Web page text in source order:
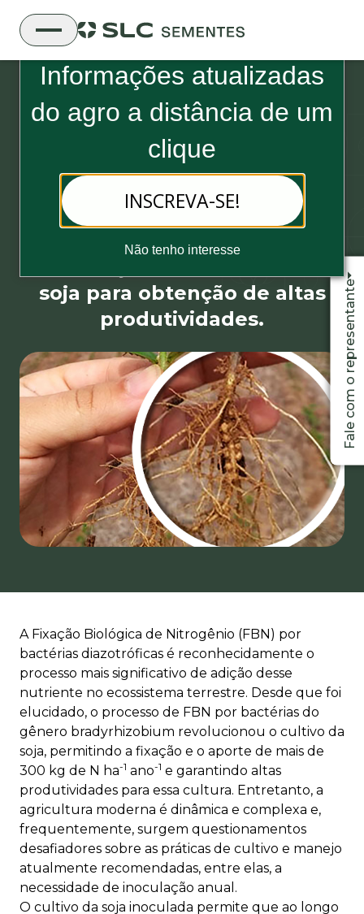
Boletim Informativo da SLC Sementes
Informações atualizadas
do agro a distância de um
clique
INSCREVA-SE!
Não tenho interesse
Produtividade
10 de julho, 2019 - 3 minutos de leitura
Desafios e oportunidades na
soja para obtenção de altas
produtividades.
A Fixação Biológica de Nitrogênio (FBN) por
bactérias diazotróficas é reconhecidamente o
processo mais significativo de adição desse
nutriente no ecossistema terrestre. Desde que foi
elucidado, o processo de FBN por bactérias do
gênero bradyrhizobium revolucionou o cultivo da
soja, permitindo a fixação e o aporte de mais de
300 kg de N ha-1 ano-1 e garantindo altas
produtividades para essa cultura. Entretanto, a
agricultura moderna é dinâmica e complexa e,
frequentemente, surgem questionamentos
desafiadores sobre as práticas de cultivo e manejo
atualmente recomendadas, entre elas, a
necessidade de inoculação anual.
O cultivo da soja inoculada permite que ao longo
Fale com o representante